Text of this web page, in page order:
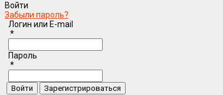
Войти
Забыли пароль?
Логин или E-mail
*
Пароль
*